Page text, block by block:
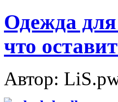
Одежда для
что
Автор: